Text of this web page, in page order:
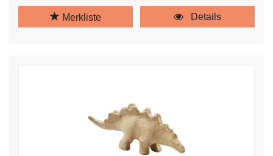
Merkliste Details